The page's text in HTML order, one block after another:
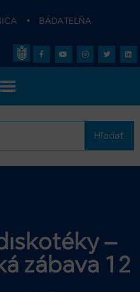
• BÁDATEĽŇA
Hľadať
–
zábava 12